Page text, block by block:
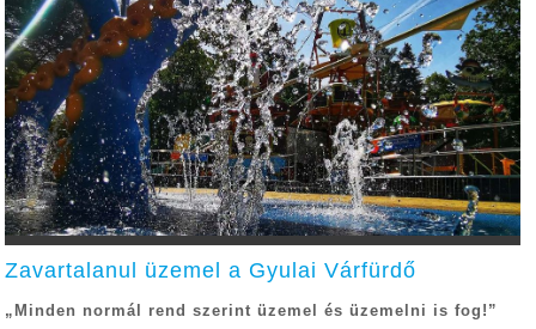
Zavartalanul üzemel a Gyulai Várfürdő
„Minden normál rend szerint üzemel és üzemelni is fog!”